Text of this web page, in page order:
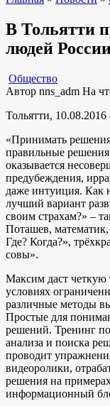
В Тольятти
людей
Общество
Автор nns_adm На
Тольятти,
«Принимать
правильные
оказывается
предубеждения,
даже интуиция. Как
лучший вариант
своим страхам?» –
Поташев, математик,
Где? Когда?»,
совы».
Максим даст
условиях
различные методы
Простые для
решений. Тренинг
анализа и поиска
проводит
видеоролики,
решения на
информационный